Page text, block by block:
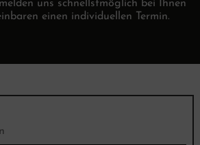
uns schnellstmöglich bei Ihnen
einen individuellen Termin.